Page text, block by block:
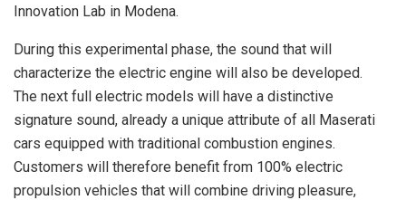
Innovation Lab in Modena.
During this experimental phase, the sound that will
characterize the electric engine will also be developed.
The next full electric models will have a distinctive
signature sound, already a unique attribute of all Maserati
cars equipped with traditional combustion engines.
Customers will therefore benefit from 100% electric
propulsion vehicles that will combine driving pleasure,